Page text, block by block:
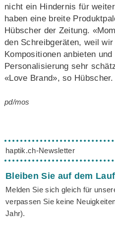
nicht ein Hindernis für
haben eine breite
Hübscher der Zeitung.
den Schreibgeräten, weil
Kompositionen anbieten
Personalisierung sehr
«Love Brand», so Hübscher.
pd/mos
haptik.ch-Newsletter
Bleiben Sie auf dem
Melden Sie sich gleich für
verpassen Sie keine
Jahr).